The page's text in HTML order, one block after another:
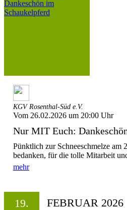
KGV Rosenthal-Süd e.V.
Vom 26.02.2026 um 20:00 Uhr
Nur MIT Euch:
Pünktlich zur Schneeschmelze am
bedanken, für die tolle Mitarbeit
mehr
19. FEBRUAR 2026